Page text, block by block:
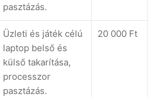
pasztázás.
Üzleti és játék célú
laptop belső és
külső takarítása,
processzor
pasztázás.
20 000 Ft